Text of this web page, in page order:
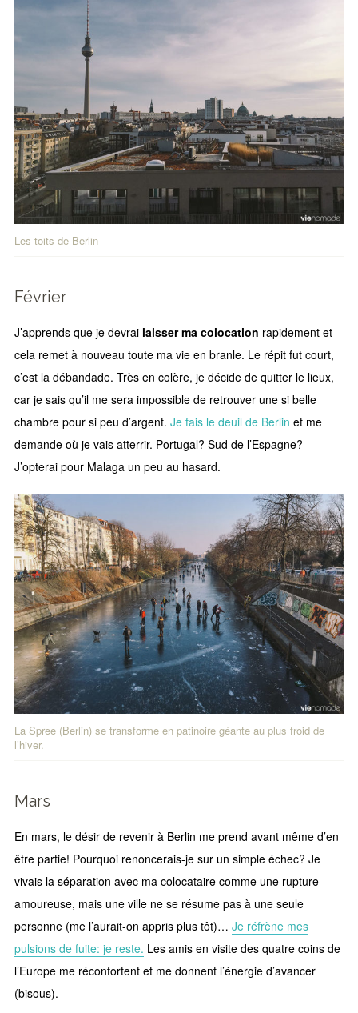
Les toits de Berlin
Février
J’apprends que je devrai laisser ma colocation rapidement et
cela remet à nouveau toute ma vie en branle. Le répit fut court,
c’est la débandade. Très en colère, je décide de quitter le lieux,
car je sais qu’il me sera impossible de retrouver une si belle
chambre pour si peu d’argent. Je fais le deuil de Berlin et me
demande où je vais atterrir. Portugal? Sud de l’Espagne?
J’opterai pour Malaga un peu au hasard.
La Spree (Berlin) se transforme en patinoire géante au plus froid de
l’hiver.
Mars
En mars, le désir de revenir à Berlin me prend avant même d’en
être partie! Pourquoi renoncerais-je sur un simple échec? Je
vivais la séparation avec ma colocataire comme une rupture
amoureuse, mais une ville ne se résume pas à une seule
personne (me l’aurait-on appris plus tôt)… Je réfrène mes
pulsions de fuite: je reste. Les amis en visite des quatre coins de
l’Europe me réconfortent et me donnent l’énergie d’avancer
(bisous).